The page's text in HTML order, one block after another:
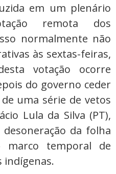
em um plenário
remota dos
normalmente não
às sextas-feiras,
votação ocorre
do governo ceder
uma série de vetos
Lula da Silva (PT),
da folha
temporal de
indígenas.